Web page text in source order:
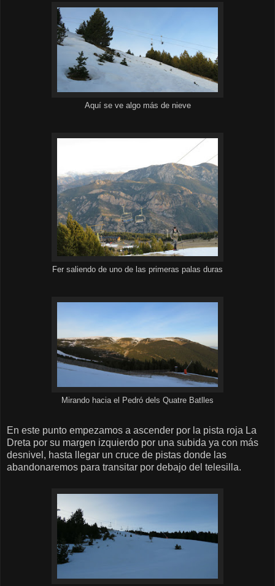
Aquí se ve algo más de nieve
Fer saliendo de uno de las primeras palas duras
Mirando hacia el Pedró dels Quatre Batlles
En este punto empezamos a ascender por la pista roja La
Dreta por su margen izquierdo por una subida ya con más
desnivel, hasta llegar un cruce de pistas donde las
abandonaremos para transitar por debajo del telesilla.